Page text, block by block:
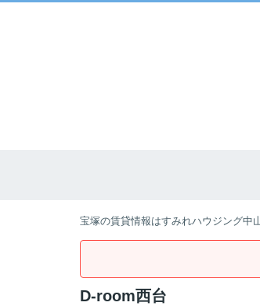
宝塚の賃貸情報はすみれハウジング中
D-room西台